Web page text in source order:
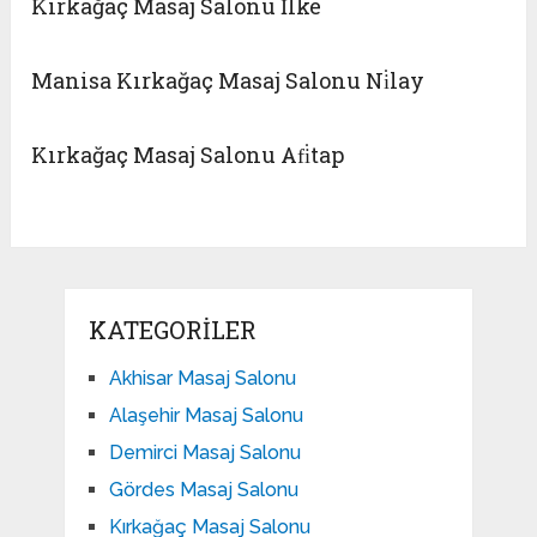
Kırkağaç Masaj Salonu İlke
Manisa Kırkağaç Masaj Salonu Ni̇lay
Kırkağaç Masaj Salonu Afi̇tap
KATEGORILER
Akhisar Masaj Salonu
Alaşehir Masaj Salonu
Demirci Masaj Salonu
Gördes Masaj Salonu
Kırkağaç Masaj Salonu